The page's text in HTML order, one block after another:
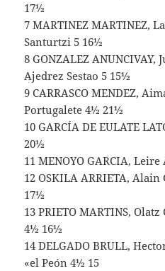
17½
7 MARTINEZ MARTINEZ,
Santurtzi 5 16½
8 GONZALEZ ANUNCIVAY,
Ajedrez Sestao 5 15½
9 CARRASCO MENDEZ,
Portugalete 4½ 21½
10 GARCÍA DE EULATE
20½
11 MENOYO GARCIA,
12 OSKILA ARRIETA,
17½
13 PRIETO MARTINS,
4½ 16½
14 DELGADO BRULL,
«el Peón 4½ 15